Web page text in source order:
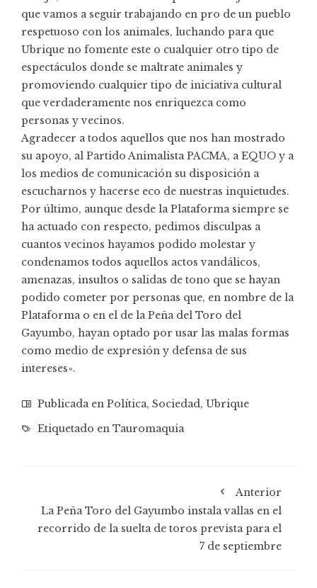
que vamos a seguir trabajando en pro de un pueblo
respetuoso con los animales, luchando para que
Ubrique no fomente este o cualquier otro tipo de
espectáculos donde se maltrate animales y
promoviendo cualquier tipo de iniciativa cultural
que verdaderamente nos enriquezca como
personas y vecinos.
Agradecer a todos aquellos que nos han mostrado
su apoyo, al Partido Animalista PACMA, a EQUO y a
los medios de comunicación su disposición a
escucharnos y hacerse eco de nuestras inquietudes.
Por último, aunque desde la Plataforma siempre se
ha actuado con respecto, pedimos disculpas a
cuantos vecinos hayamos podido molestar y
condenamos todos aquellos actos vandálicos,
amenazas, insultos o salidas de tono que se hayan
podido cometer por personas que, en nombre de la
Plataforma o en el de la Peña del Toro del
Gayumbo, hayan optado por usar las malas formas
como medio de expresión y defensa de sus
intereses».
Publicada en Política, Sociedad , Ubrique
Etiquetado en Tauromaquia
Anterior
La Peña Toro del Gayumbo instala vallas en el
recorrido de la suelta de toros prevista para el
7 de septiembre